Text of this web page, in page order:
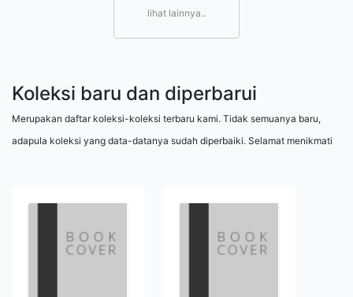
lihat lainnya..
Koleksi baru dan diperbarui
Merupakan daftar koleksi-koleksi terbaru kami. Tidak semuanya baru,
adapula koleksi yang data-datanya sudah diperbaiki. Selamat menikmati